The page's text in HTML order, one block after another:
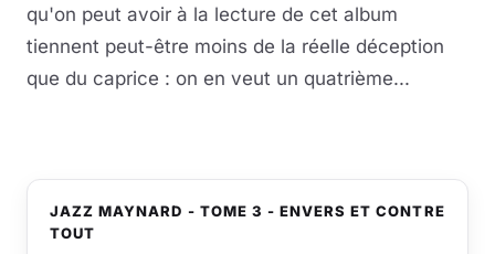
qu'on peut avoir à la lecture de cet album
tiennent peut-être moins de la réelle déception
que du caprice : on en veut un quatrième...
JAZZ MAYNARD - TOME 3 - ENVERS ET CONTRE
TOUT